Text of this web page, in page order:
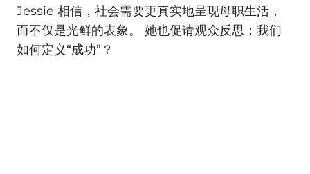
Jessie 相信，社会需要更真实地呈现母职生活，
而不仅是光鲜的表象。 她也促请观众反思：我们
如何定义“成功”？